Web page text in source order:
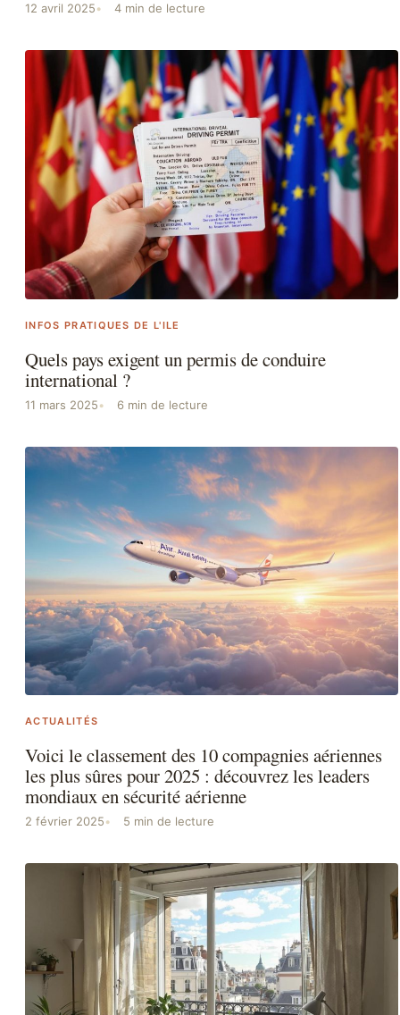
12 avril 2025 4 min de lecture
INFOS PRATIQUES DE L'ILE
Quels pays exigent un permis de conduire
international ?
11 mars 2025 6 min de lecture
ACTUALITÉS
Voici le classement des 10 compagnies aériennes
les plus sûres pour 2025 : découvrez les leaders
mondiaux en sécurité aérienne
2 février 2025 5 min de lecture